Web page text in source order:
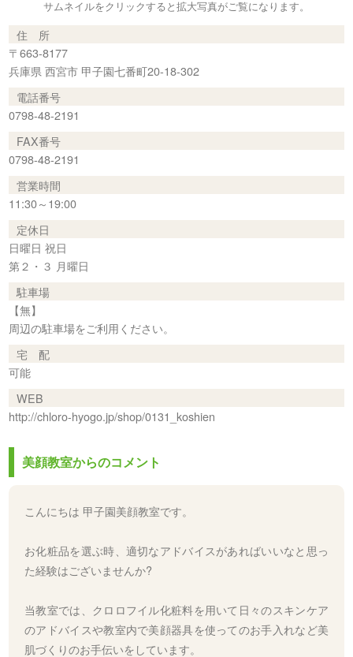
サムネイルをクリックすると拡大写真がご覧になります。
住 所
〒663-8177
兵庫県 西宮市 甲子園七番町20-18-302
電話番号
0798-48-2191
FAX番号
0798-48-2191
営業時間
11:30～19:00
定休日
日曜日 祝日
第２・３ 月曜日
駐車場
【無】
周辺の駐車場をご利用ください。
宅 配
可能
WEB
http://chloro-hyogo.jp/shop/0131_koshien
美顔教室からのコメント
こんにちは 甲子園美顔教室です。
お化粧品を選ぶ時、適切なアドバイスがあればいいなと思っ
た経験はございませんか?
当教室では、クロロフイル化粧料を用いて日々のスキンケア
のアドバイスや教室内で美顔器具を使ってのお手入れなど美
肌づくりのお手伝いをしています。